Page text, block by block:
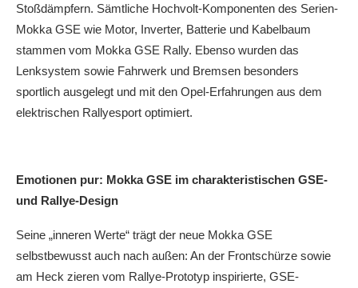
Stoßdämpfern. Sämtliche Hochvolt-Komponenten des Serien-
Mokka GSE wie Motor, Inverter, Batterie und Kabelbaum
stammen vom Mokka GSE Rally. Ebenso wurden das
Lenksystem sowie Fahrwerk und Bremsen besonders
sportlich ausgelegt und mit den Opel-Erfahrungen aus dem
elektrischen Rallyesport optimiert.
Emotionen pur: Mokka GSE im charakteristischen GSE-
und Rallye-Design
Seine „inneren Werte“ trägt der neue Mokka GSE
selbstbewusst auch nach außen: An der Frontschürze sowie
am Heck zieren vom Rallye-Prototyp inspirierte, GSE-